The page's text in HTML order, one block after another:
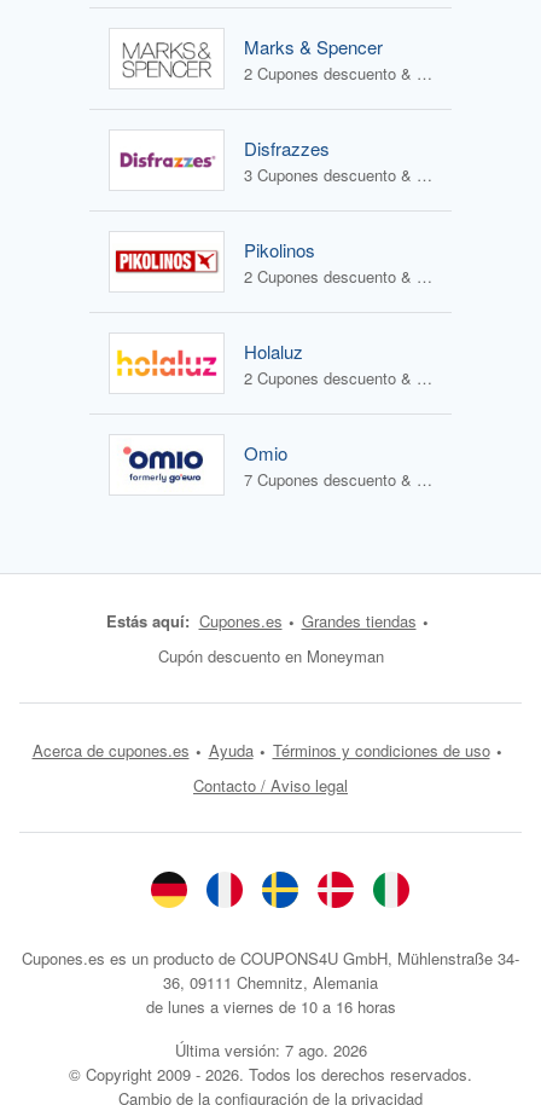
Marks & Spencer
2 Cupones descuento & 4 Ofertas
Disfrazzes
3 Cupones descuento & 2 Ofertas
Pikolinos
2 Cupones descuento & 2 Ofertas
Holaluz
2 Cupones descuento & 0 Ofertas
Omio
7 Cupones descuento & 0 Ofertas
Estás aquí: Cupones.es
Grandes tiendas
Cupón descuento en Moneyman
Acerca de cupones.es Ayuda
Términos y condiciones de uso
Contacto / Aviso legal
Cupones.es es un producto de COUPONS4U GmbH, Mühlenstraße 34-
36, 09111 Chemnitz, Alemania
de lunes a viernes de 10 a 16 horas
Última versión: 7 ago. 2026
© Copyright 2009 - 2026. Todos los derechos reservados.
Cambio de la configuración de la privacidad